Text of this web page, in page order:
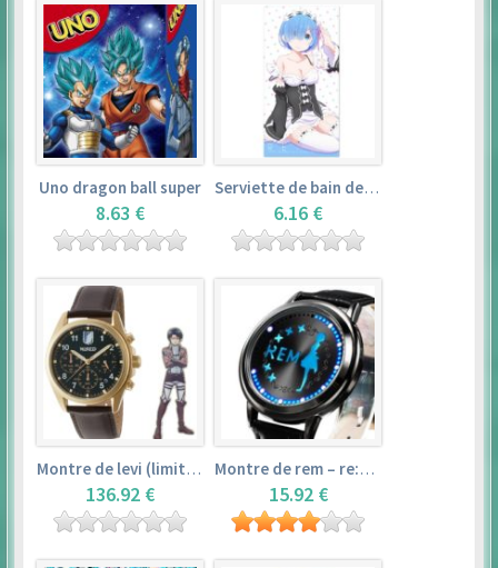
Uno dragon ball super
8.63 €
Serviette de bain de rem (120×60cm) – re:zero kara hajimeru isekai seikatsu
6.16 €
Montre de levi (limited edition) – shingeki no kyojin
136.92 €
Montre de rem – re:zero kara hajimeru isekai seikatsu
15.92 €